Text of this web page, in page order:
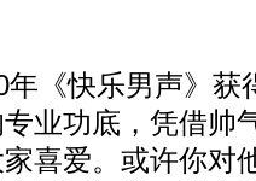
《快乐男声》获
业功底，凭借帅
喜爱。或许你对